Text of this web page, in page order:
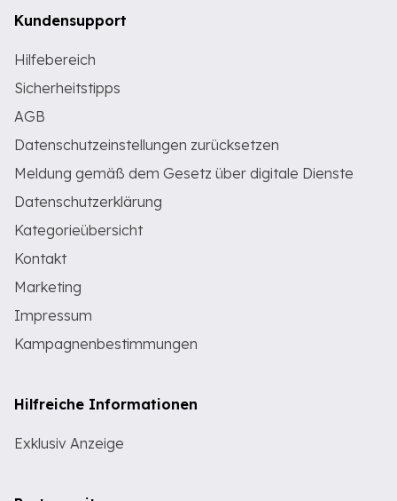
Kundensupport
Hilfebereich
Sicherheitstipps
AGB
Datenschutzeinstellungen zurücksetzen
Meldung gemäß dem Gesetz über digitale Dienste
Datenschutzerklärung
Kategorieübersicht
Kontakt
Marketing
Impressum
Kampagnenbestimmungen
Hilfreiche Informationen
Exklusiv Anzeige